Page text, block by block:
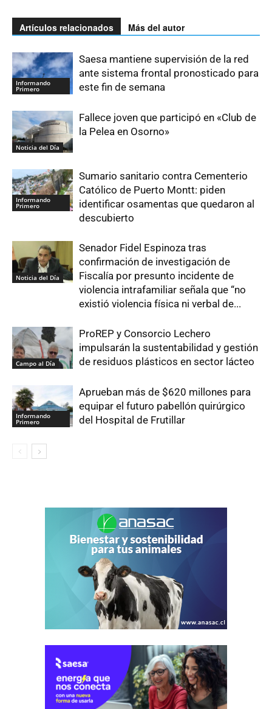
Artículos relacionados Más del autor
Informando
Primero
Saesa mantiene supervisión de la red
ante sistema frontal pronosticado para
este fin de semana
Noticia del Día
Fallece joven que participó en «Club de
la Pelea en Osorno»
Informando
Primero
Sumario sanitario contra Cementerio
Católico de Puerto Montt: piden
identificar osamentas que quedaron al
descubierto
Noticia del Día
Senador Fidel Espinoza tras
confirmación de investigación de
Fiscalía por presunto incidente de
violencia intrafamiliar señala que “no
existió violencia física ni verbal de...
Campo al Día
ProREP y Consorcio Lechero
impulsarán la sustentabilidad y gestión
de residuos plásticos en sector lácteo
Informando
Primero
Aprueban más de $620 millones para
equipar el futuro pabellón quirúrgico
del Hospital de Frutillar